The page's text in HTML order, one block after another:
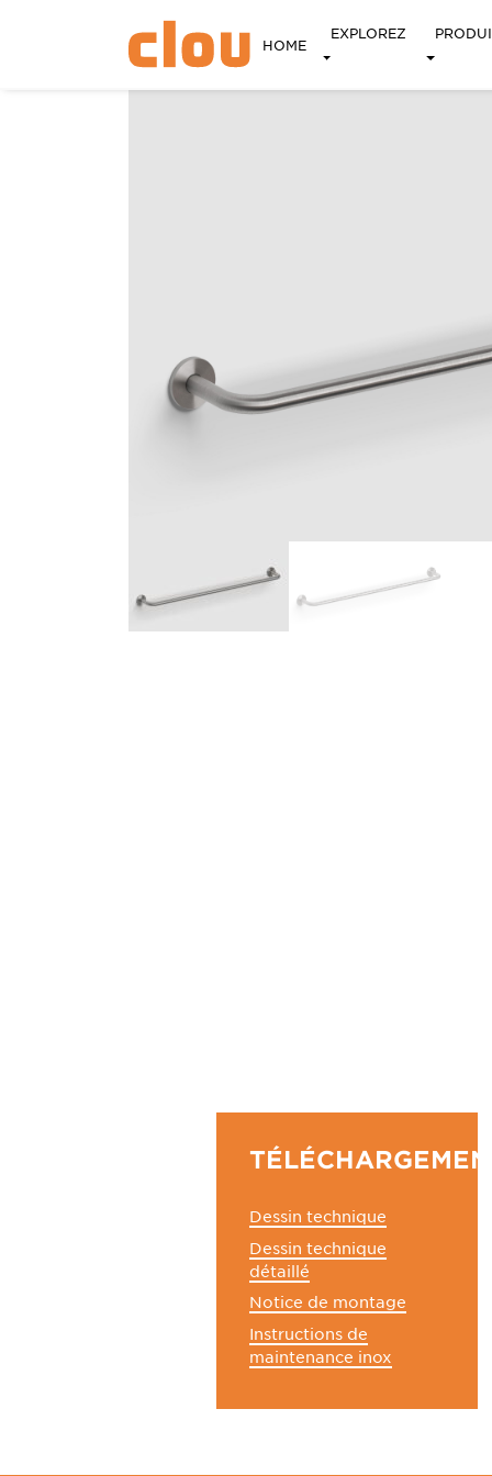
HOME
EXPLOREZ
Dessin technique
Dessin technique
détaillé
Notice de montage
Instructions de
maintenance inox